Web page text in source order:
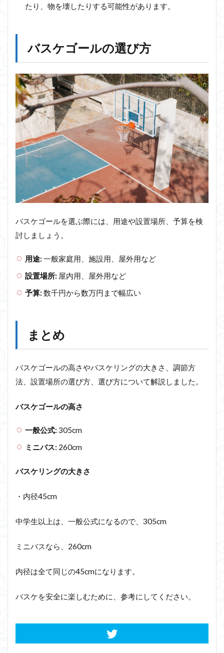
たり、物を壊したりする可能性があります。
バスケゴールの選び方
バスケゴールを選ぶ際には、用途や設置場所、予算を検
討しましょう。
用途: 一般家庭用、施設用、屋外用など
設置場所: 屋内用、屋外用など
予算: 数千円から数万円まで幅広い
まとめ
バスケゴールの高さやバスケリングの大きさ、調節方
法、設置場所の選び方、選び方について解説しました。
バスケゴールの高さ
一般公式: 305cm
ミニバス: 260cm
バスケリングの大きさ
・内径45cm
中学生以上は、一般公式になるので、305cm
ミニバスなら、260cm
内径は全て同じの45cmになります。
バスケを安全に楽しむために、参考にしてください。